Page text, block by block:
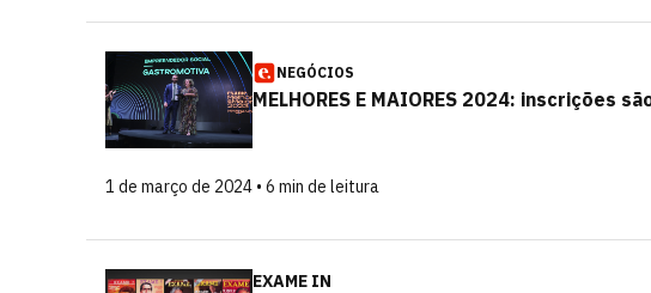
NEGÓCIOS
MELHORES E MAIORES 2024: inscrições
1 de março de 2024 • 6 min de leitura
EXAME IN